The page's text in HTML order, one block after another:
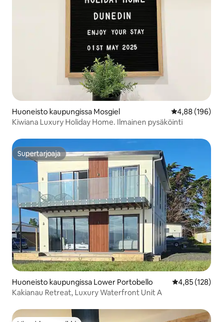
Huoneisto kaupungissa Mosgiel
4,88 (196)
Kiwiana Luxury Holiday Home. Ilmainen pysäköinti
Supertarjoaja
Supertarjoaja
Huoneisto kaupungissa Lower Portobello
4,85 (128)
Kakianau Retreat, Luxury Waterfront Unit A